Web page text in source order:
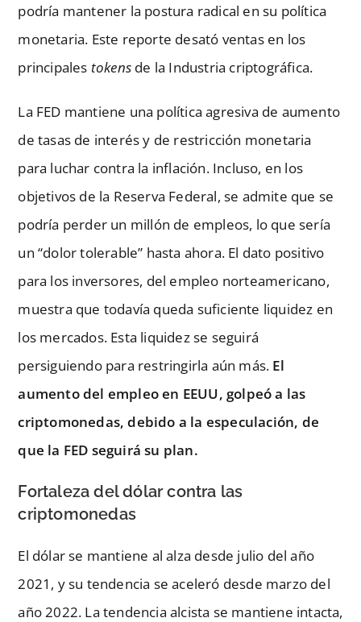
podría mantener la postura radical en su política
monetaria. Este reporte desató ventas en los
principales tokens de la Industria criptográfica.
La FED mantiene una política agresiva de aumento
de tasas de interés y de restricción monetaria
para luchar contra la inflación. Incluso, en los
objetivos de la Reserva Federal, se admite que se
podría perder un millón de empleos, lo que sería
un “dolor tolerable” hasta ahora. El dato positivo
para los inversores, del empleo norteamericano,
muestra que todavía queda suficiente liquidez en
los mercados. Esta liquidez se seguirá
persiguiendo para restringirla aún más. El
aumento del empleo en EEUU, golpeó a las
criptomonedas, debido a la especulación, de
que la FED seguirá su plan.
Fortaleza del dólar contra las
criptomonedas
El dólar se mantiene al alza desde julio del año
2021, y su tendencia se aceleró desde marzo del
año 2022. La tendencia alcista se mantiene intacta,